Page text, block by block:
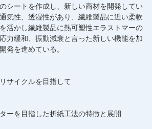
シートを作成し、新しい商材を開発してい
気性、透湿性があり、繊維製品に近い柔軟
活かし繊維製品に熱可塑性エラストマーの
力緩和、振動減衰と言った新しい機能を加
発を進めている。
サイクルを目指して
ーを目指した折紙工法の特徴と展開